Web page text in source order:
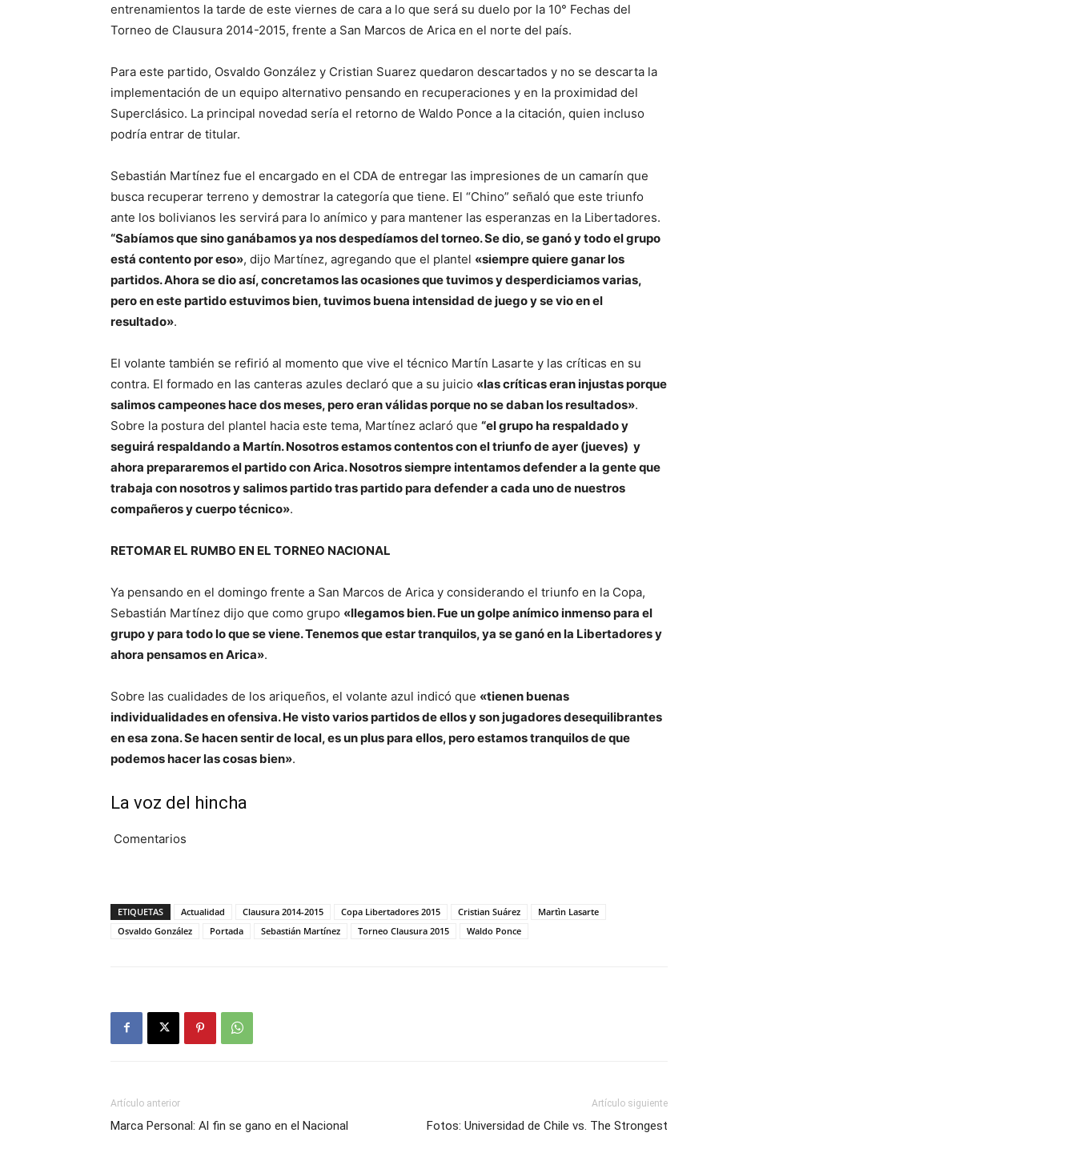
entrenamientos la tarde de este viernes de cara a lo que será su duelo por la 10° Fechas del
Torneo de Clausura 2014-2015, frente a San Marcos de Arica en el norte del país.
Para este partido, Osvaldo González y Cristian Suarez quedaron descartados y no se descarta la
implementación de un equipo alternativo pensando en recuperaciones y en la proximidad del
Superclásico. La principal novedad sería el retorno de Waldo Ponce a la citación, quien incluso
podría entrar de titular.
Sebastián Martínez fue el encargado en el CDA de entregar las impresiones de un camarín que
busca recuperar terreno y demostrar la categoría que tiene. El “Chino” señaló que este triunfo
ante los bolivianos les servirá para lo anímico y para mantener las esperanzas en la Libertadores.
“Sabíamos que sino ganábamos ya nos despedíamos del torneo. Se dio, se ganó y todo el grupo
está contento por eso», dijo Martínez, agregando que el plantel «siempre quiere ganar los
partidos. Ahora se dio así, concretamos las ocasiones que tuvimos y desperdiciamos varias,
pero en este partido estuvimos bien, tuvimos buena intensidad de juego y se vio en el
resultado».
El volante también se refirió al momento que vive el técnico Martín Lasarte y las críticas en su
contra. El formado en las canteras azules declaró que a su juicio «las críticas eran injustas porque
salimos campeones hace dos meses, pero eran válidas porque no se daban los resultados».
Sobre la postura del plantel hacia este tema, Martínez aclaró que “el grupo ha respaldado y
seguirá respaldando a Martín. Nosotros estamos contentos con el triunfo de ayer (jueves) y
ahora prepararemos el partido con Arica. Nosotros siempre intentamos defender a la gente que
trabaja con nosotros y salimos partido tras partido para defender a cada uno de nuestros
compañeros y cuerpo técnico».
RETOMAR EL RUMBO EN EL TORNEO NACIONAL
Ya pensando en el domingo frente a San Marcos de Arica y considerando el triunfo en la Copa,
Sebastián Martínez dijo que como grupo «llegamos bien. Fue un golpe anímico inmenso para el
grupo y para todo lo que se viene. Tenemos que estar tranquilos, ya se ganó en la Libertadores y
ahora pensamos en Arica».
Sobre las cualidades de los ariqueños, el volante azul indicó que «tienen buenas
individualidades en ofensiva. He visto varios partidos de ellos y son jugadores desequilibrantes
en esa zona. Se hacen sentir de local, es un plus para ellos, pero estamos tranquilos de que
podemos hacer las cosas bien».
La voz del hincha
Comentarios
ETIQUETAS Actualidad Clausura 2014-2015 Copa Libertadores 2015 Cristian Suárez
Martìn Lasarte
Osvaldo González
Portada Sebastián Martínez Torneo Clausura 2015 Waldo Ponce
Artículo anterior
Marca Personal: Al fin se gano en el Nacional
Artículo siguiente
Fotos: Universidad de Chile vs. The Strongest